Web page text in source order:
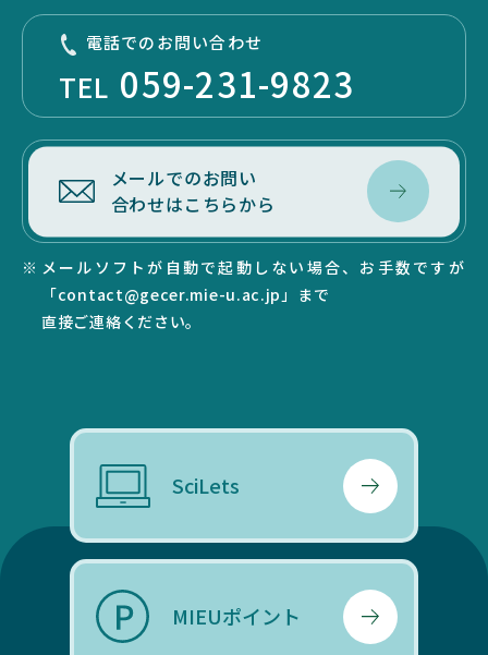
電話でのお問い合わせ
TEL 059-231-9823
メールでのお問い
合わせはこちらから
メールソフトが自動で起動しない場合、お手数ですが
「contact@gecer.mie-u.ac.jp」まで
直接ご連絡ください。
SciLets
MIEUポイント